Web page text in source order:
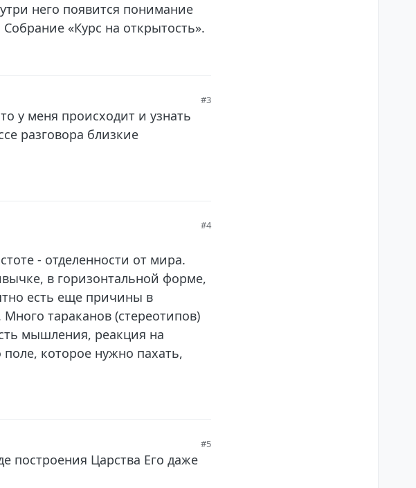
него появится понимание
«Курс на открытость».
#3
у меня происходит и узнать
разговора близкие
#4
- отделенности от мира.
в горизонтальной форме,
есть еще причины в
тараканов (стереотипов)
мышления, реакция на
которое нужно пахать,
#5
построения Царства Его даже